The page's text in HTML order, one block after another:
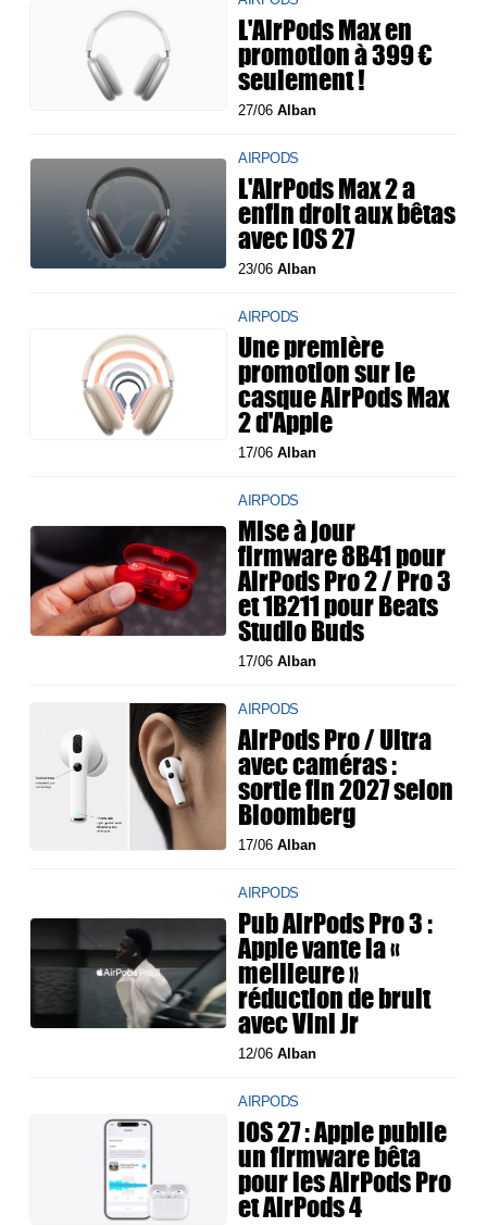
L'AirPods Max en
promotion à 399 €
seulement !
27/06Alban
AIRPODS
L'AirPods Max 2 a
enfin droit aux bêtas
avec iOS 27
23/06Alban
AIRPODS
Une première
promotion sur le
casque AirPods Max
2 d'Apple
17/06Alban
AIRPODS
Mise à jour
firmware 8B41 pour
AirPods Pro 2 / Pro 3
et 1B211 pour Beats
Studio Buds
17/06Alban
AIRPODS
AirPods Pro / Ultra
avec caméras :
sortie fin 2027 selon
Bloomberg
17/06Alban
AIRPODS
Pub AirPods Pro 3 :
Apple vante la «
meilleure »
réduction de bruit
avec Vini Jr
12/06Alban
AIRPODS
iOS 27 : Apple publie
un firmware bêta
pour les AirPods Pro
et AirPods 4